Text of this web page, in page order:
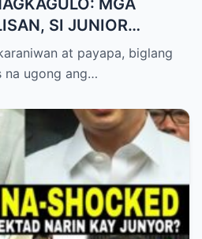
MGA
SI JUNIOR
at payapa, biglang
na ugong ang…